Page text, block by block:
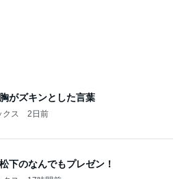
がズキンとした言葉
クス 2日前
下のなんでもプレゼン！